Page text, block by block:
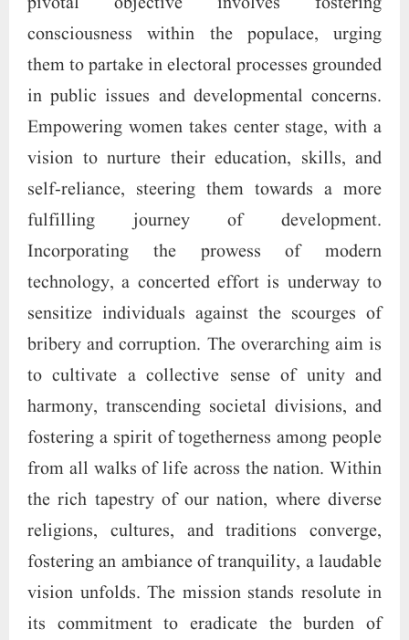
consciousness within the populace, urging
them to partake in electoral processes grounded
in public issues and developmental concerns.
Empowering women takes center stage, with a
vision to nurture their education, skills, and
self-reliance, steering them towards a more
fulfilling journey of development.
Incorporating the prowess of modern
technology, a concerted effort is underway to
sensitize individuals against the scourges of
bribery and corruption. The overarching aim is
to cultivate a collective sense of unity and
harmony, transcending societal divisions, and
fostering a spirit of togetherness among people
from all walks of life across the nation. Within
the rich tapestry of our nation, where diverse
religions, cultures, and traditions converge,
fostering an ambiance of tranquility, a laudable
vision unfolds. The mission stands resolute in
its commitment to eradicate the burden of